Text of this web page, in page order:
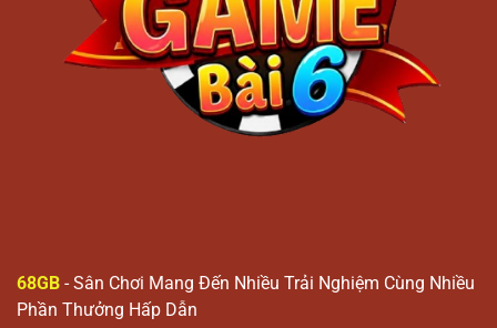
68GB - Sân Chơi Mang Đến Nhiều Trải Nghiệm Cùng Nhiều
Phần Thưởng Hấp Dẫn